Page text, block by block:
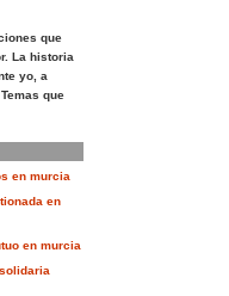
que
La historia
yo, a
que
en murcia
en
en murcia